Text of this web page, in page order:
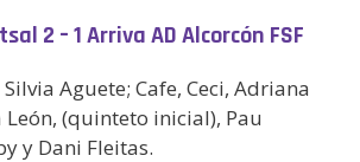
2 – 1 Arriva AD Alcorcón FSF
Aguete; Cafe, Ceci, Adriana
(quinteto inicial), Pau
y Dani Fleitas.